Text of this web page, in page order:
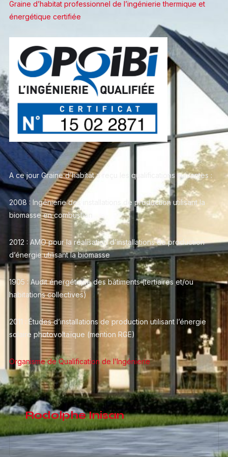
Graine d’habitat professionnel de l’ingénierie thermique et
énergétique certifiée
A ce jour Graine d’habitat a reçu les qualifications suivantes :
2008 : Ingénierie des installations de production utilisant la
biomasse en combustion
2012 : AMO pour la réalisation d’installations de production
d’énergie utilisant la biomasse
1905 : Audit énergétique des bâtiments (tertiaires et/ou
habitations collectives)
2011 : Études d’installations de production utilisant l’énergie
solaire photovoltaïque (mention RGE)
Organisme de Qualification de l’Ingénierie
Rodolphe Inisan